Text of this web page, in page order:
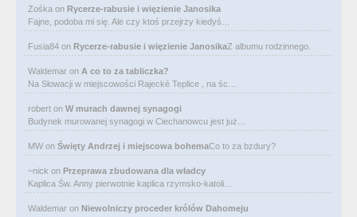
Zośka on Rycerze-rabusie i więzienie Janosika
Fajne, podoba mi się. Ale czy ktoś przejrzy kiedyś…
Fusia84 on Rycerze-rabusie i więzienie JanosikaZ albumu rodzinnego.
Waldemar on A co to za tabliczka?
Na Słowacji w miejscowości Rajecké Teplice , na śc…
robert on W murach dawnej synagogi
Budynek murowanej synagogi w Ciechanowcu jest już…
MW on Święty Andrzej i miejscowa bohemaCo to za bzdury?
~nick on Przeprawa zbudowana dla władcy
Kaplica Św. Anny pierwotnie kaplica rzymsko-katoli…
Waldemar on Niewolniczy proceder królów Dahomeju